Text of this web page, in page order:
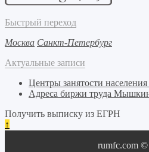
Быстрый переход
Москва Санкт-Петербург
Актуальные записи
Центры занятости
Адреса биржи труда
Получить выписку из ЕГРН
↑
rumfc.com ©